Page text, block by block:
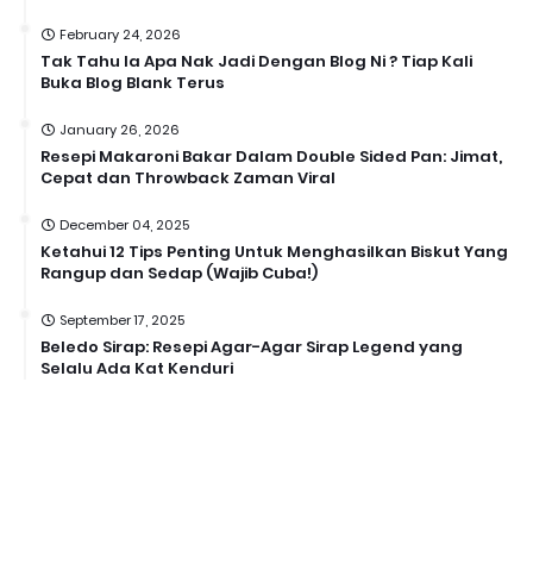
February 24, 2026
Tak Tahu la Apa Nak Jadi Dengan Blog Ni ? Tiap Kali
Buka Blog Blank Terus
January 26, 2026
Resepi Makaroni Bakar Dalam Double Sided Pan: Jimat,
Cepat dan Throwback Zaman Viral
December 04, 2025
Ketahui 12 Tips Penting Untuk Menghasilkan Biskut Yang
Rangup dan Sedap (Wajib Cuba!)
September 17, 2025
Beledo Sirap: Resepi Agar-Agar Sirap Legend yang
Selalu Ada Kat Kenduri